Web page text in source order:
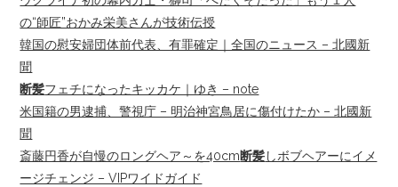
の“師匠”おかみ栄美さんが技術伝授
韓国の慰安婦団体前代表、有罪確定｜全国のニュース – 北國新
聞
断髪フェチになったキッカケ｜ゆき – note
米国籍の男逮捕、警視庁 – 明治神宮鳥居に傷付けたか – 北國新
聞
斎藤円香が自慢のロングヘア～を40cm断髪しボブヘアーにイメ
ージチェンジ – VIPワイドガイド